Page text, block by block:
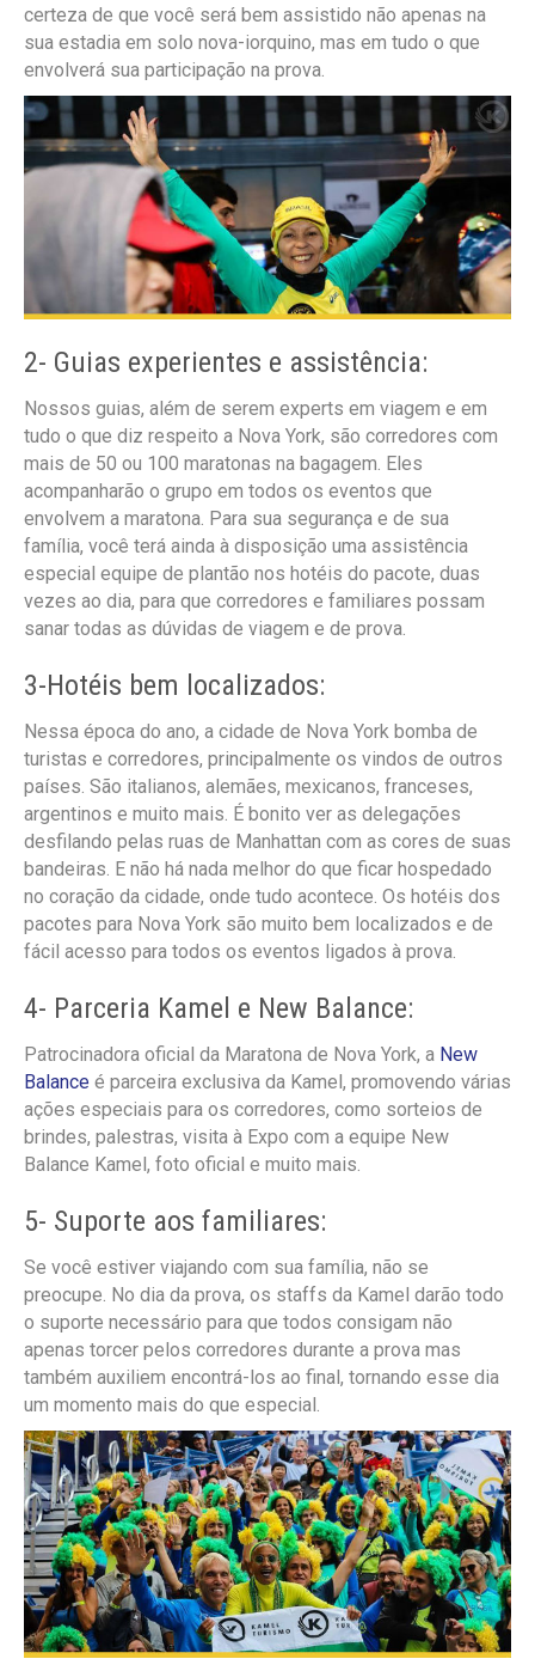
certeza de que você será bem assistido não apenas na
sua estadia em solo nova-iorquino, mas em tudo o que
envolverá sua participação na prova.
2- Guias experientes e assistência:
Nossos guias, além de serem experts em viagem e em
tudo o que diz respeito a Nova York, são corredores com
mais de 50 ou 100 maratonas na bagagem. Eles
acompanharão o grupo em todos os eventos que
envolvem a maratona. Para sua segurança e de sua
família, você terá ainda à disposição uma assistência
especial equipe de plantão nos hotéis do pacote, duas
vezes ao dia, para que corredores e familiares possam
sanar todas as dúvidas de viagem e de prova.
3-Hotéis bem localizados:
Nessa época do ano, a cidade de Nova York bomba de
turistas e corredores, principalmente os vindos de outros
países. São italianos, alemães, mexicanos, franceses,
argentinos e muito mais. É bonito ver as delegações
desfilando pelas ruas de Manhattan com as cores de suas
bandeiras. E não há nada melhor do que ficar hospedado
no coração da cidade, onde tudo acontece. Os hotéis dos
pacotes para Nova York são muito bem localizados e de
fácil acesso para todos os eventos ligados à prova.
4- Parceria Kamel e New Balance:
Patrocinadora oficial da Maratona de Nova York, a New
Balance é parceira exclusiva da Kamel, promovendo várias
ações especiais para os corredores, como sorteios de
brindes, palestras, visita à Expo com a equipe New
Balance Kamel, foto oficial e muito mais.
5- Suporte aos familiares:
Se você estiver viajando com sua família, não se
preocupe. No dia da prova, os staffs da Kamel darão todo
o suporte necessário para que todos consigam não
apenas torcer pelos corredores durante a prova mas
também auxiliem encontrá-los ao final, tornando esse dia
um momento mais do que especial.